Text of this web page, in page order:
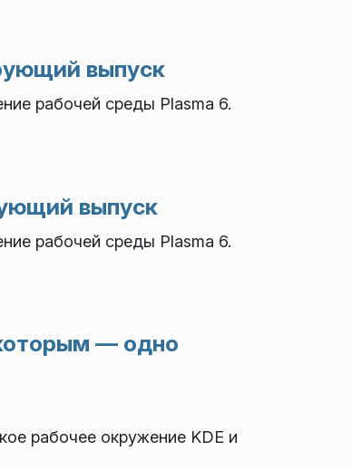
выпуск
рабочей среды Plasma 6.
выпуск
рабочей среды Plasma 6.
— одно
рабочее окружение KDE и